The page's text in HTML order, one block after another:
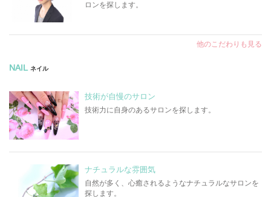
ロンを探します。
他のこだわりも見る
NAIL ネイル
技術が自慢のサロン
技術力に自身のあるサロンを探します。
ナチュラルな雰囲気
自然が多く、心癒されるようなナチュラルなサロンを
探します。